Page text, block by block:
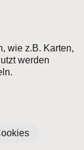
wie z.B. Karten,
werden